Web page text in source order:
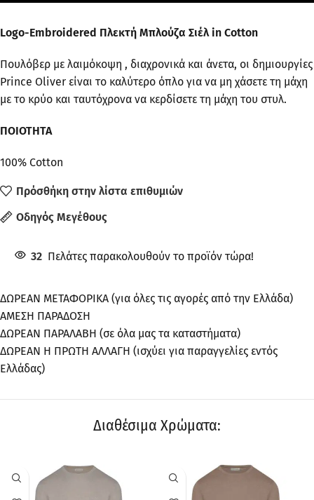
Logo-Embroidered Πλεκτή Μπλούζα Σιέλ in Cotton
Πουλόβερ με λαιμόκοψη , διαχρονικά και άνετα, οι δημιουργίες
Prince Oliver είναι το καλύτερο όπλο για να μη χάσετε τη μάχη
με το κρύο και ταυτόχρονα να κερδίσετε τη μάχη του στυλ.
ΠΟΙΟΤΗΤΑ
100% Cotton
Πρόσθήκη στην λίστα επιθυμιών
Οδηγός Μεγέθους
32 Πελάτες παρακολουθούν το προϊόν τώρα!
ΔΩΡΕΑΝ ΜΕΤΑΦΟΡΙΚΑ (για όλες τις αγορές από την Ελλάδα)
ΑΜΕΣΗ ΠΑΡΑΔΟΣΗ
ΔΩΡΕΑΝ ΠΑΡΑΛΑΒΗ (σε όλα μας τα καταστήματα)
ΔΩΡΕΑΝ Η ΠΡΩΤΗ ΑΛΛΑΓΗ (ισχύει για παραγγελίες εντός
Ελλάδας)
Διαθέσιμα Χρώματα:
ΠΡΟΣΦΟΡΆ ΠΡΟΣΦΟΡΆ